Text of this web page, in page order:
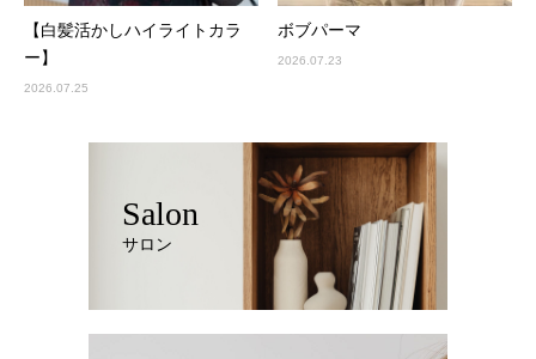
【白髪活かしハイライトカラ
ー】
2026.07.25
ボブパーマ
2026.07.23
Salon
サロン